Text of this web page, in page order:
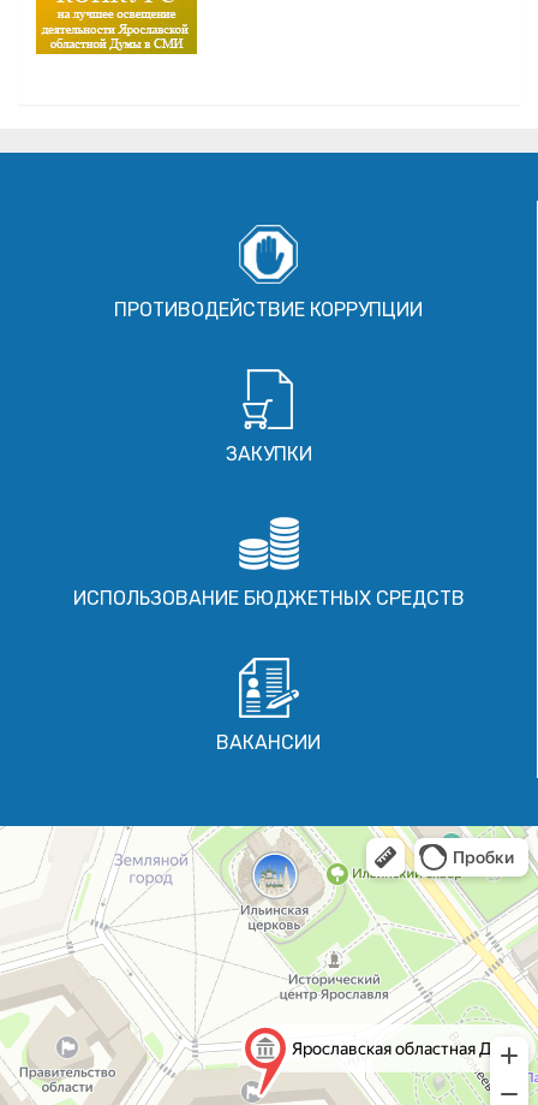
ПРОТИВОДЕЙСТВИЕ КОРРУПЦИИ
ЗАКУПКИ
ИСПОЛЬЗОВАНИЕ БЮДЖЕТНЫХ СРЕДСТВ
ВАКАНСИИ